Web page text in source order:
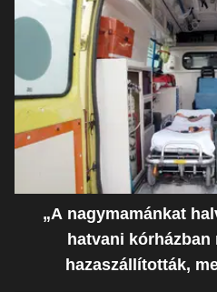
„A nagymamánkat
hatvani kórházban
hazaszállították,